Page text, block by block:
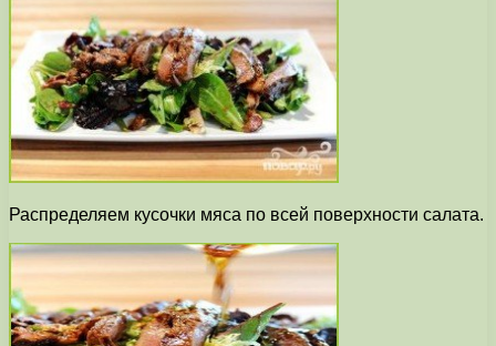
Распределяем кусочки мяса по всей поверхности салата.